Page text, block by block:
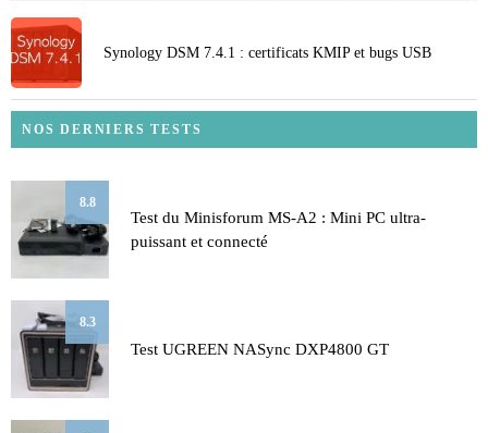
Synology DSM 7.4.1 : certificats KMIP et bugs USB
NOS DERNIERS TESTS
8.8
Test du Minisforum MS-A2 : Mini PC ultra-
puissant et connecté
8.3
Test UGREEN NASync DXP4800 GT